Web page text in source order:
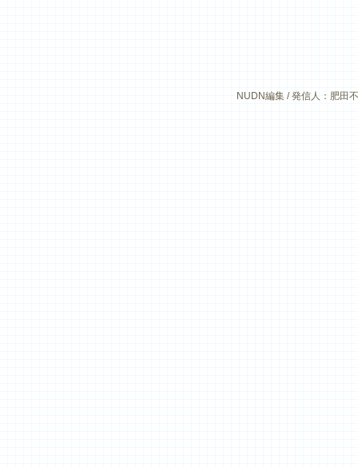
NUDN編集 / 発信人：肥田